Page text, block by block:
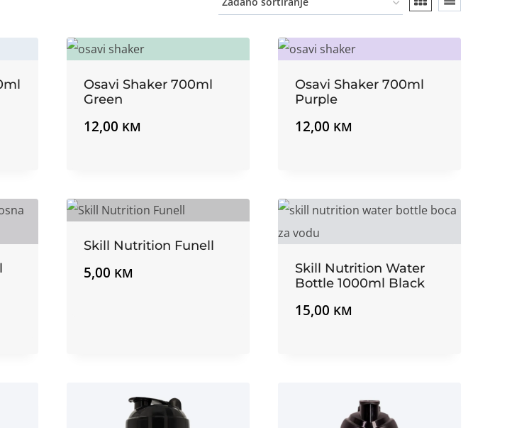
Osavi Shaker 700ml
Green
12,00 KM
Osavi Shaker 700ml
Purple
12,00 KM
Skill Nutrition Funell
5,00 KM
Skill Nutrition Water
Bottle 1000ml Black
15,00 KM